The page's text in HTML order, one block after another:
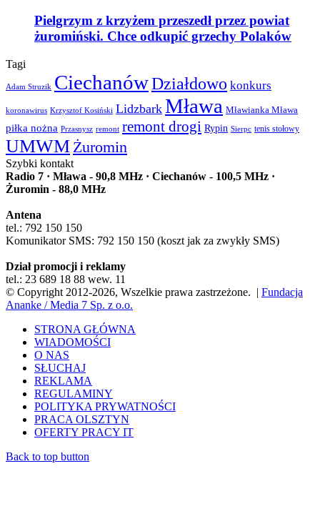
Pielgrzym z krzyżem przeszedł przez powiat
żuromiński. Chce odkupić grzechy Polaków
Tagi
Adam Struzik CiechanówDziałdowo konkurs
koronawirus Krzysztof Kosiński Lidzbark Mława Mławianka Mława
piłka nożna Przasnysz remont remont drogi Rypin Sierpc tenis stołowy
UMWM Żuromin
Szybki kontakt
Radio 7 · Mława - 90,8 MHz · Ciechanów - 100,5 MHz ·
Żuromin - 88,0 MHz
Antena
tel.: 792 150 150
Komunikator SMS: 792 150 150 (koszt jak za zwykły SMS)
Dział promocji i reklamy
tel.: 23 689 18 88 wew. 11
© Copyright 2012-2026, Wszelkie prawa zastrzeżone. | Fundacja
Ananke / Media 7 Sp. z o.o.
STRONA GŁÓWNA
WIADOMOŚCI
O NAS
SŁUCHAJ
REKLAMA
REGULAMINY
POLITYKA PRYWATNOŚCI
PRACA OLSZTYN
OFERTY PRACY IT
Back to top button